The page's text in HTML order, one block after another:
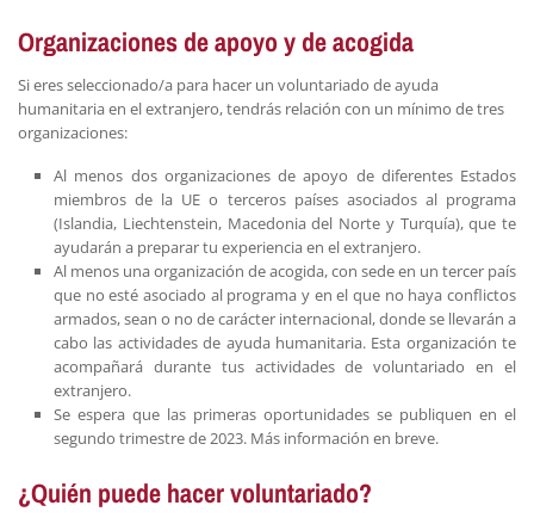
Organizaciones de apoyo y de acogida
Si eres seleccionado/a para hacer un voluntariado de ayuda
humanitaria en el extranjero, tendrás relación con un mínimo de tres
organizaciones:
Al menos dos organizaciones de apoyo de diferentes Estados
miembros de la UE o terceros países asociados al programa
(Islandia, Liechtenstein, Macedonia del Norte y Turquía), que te
ayudarán a preparar tu experiencia en el extranjero.
Al menos una organización de acogida, con sede en un tercer país
que no esté asociado al programa y en el que no haya conflictos
armados, sean o no de carácter internacional, donde se llevarán a
cabo las actividades de ayuda humanitaria. Esta organización te
acompañará durante tus actividades de voluntariado en el
extranjero.
Se espera que las primeras oportunidades se publiquen en el
segundo trimestre de 2023. Más información en breve.
¿Quién puede hacer voluntariado?